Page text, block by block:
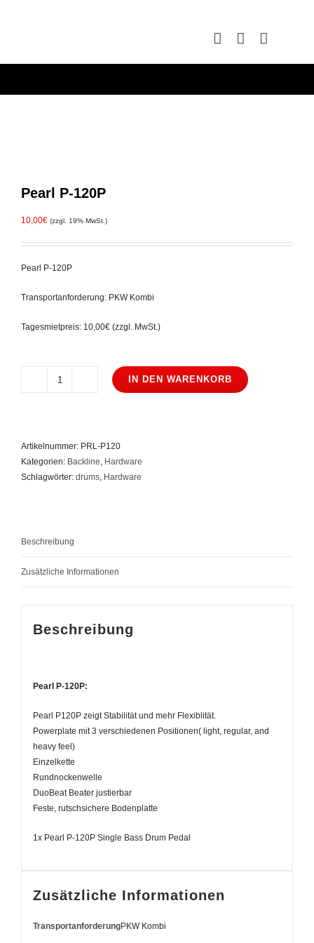
Pearl P-120P
10,00€ (zzgl. 19% MwSt.)
Pearl P-120P
Transportanforderung: PKW Kombi
Tagesmietpreis: 10,00€ (zzgl. MwSt.)
Pearl
IN DEN WARENKORB
Artikelnummer: PRL-P120
Kategorien: Backline, Hardware
Schlagwörter: drums, Hardware
Beschreibung
Zusätzliche Informationen
Beschreibung
Pearl P-120P:
Pearl P120P zeigt Stabilität und mehr Flexiblität.
Powerplate mit 3 verschiedenen Positionen( light, regular, and
heavy feel)
Einzelkette
Rundnockenwelle
DuoBeat Beater justierbar
Feste, rutschsichere Bodenplatte
1x Pearl P-120P Single Bass Drum Pedal
Zusätzliche Informationen
TransportanforderungPKW Kombi